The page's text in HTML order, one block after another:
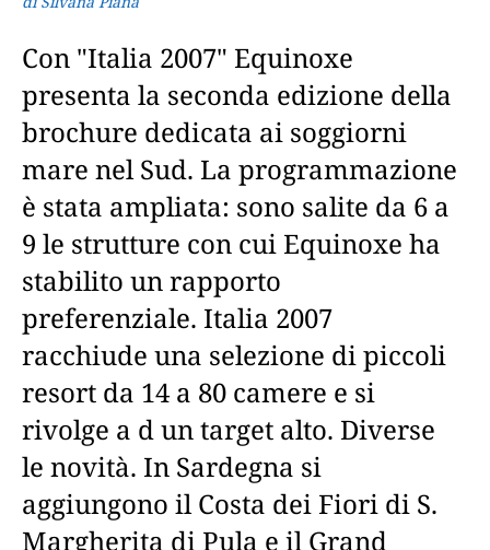
Con "Italia 2007" Equinoxe
presenta la seconda edizione della
brochure dedicata ai soggiorni
mare nel Sud. La programmazione
è stata ampliata: sono salite da 6 a
9 le strutture con cui Equinoxe ha
stabilito un rapporto
preferenziale. Italia 2007
racchiude una selezione di piccoli
resort da 14 a 80 camere e si
rivolge a d un target alto. Diverse
le novità. In Sardegna si
aggiungono il Costa dei Fiori di S.
Margherita di Pula e il Grand